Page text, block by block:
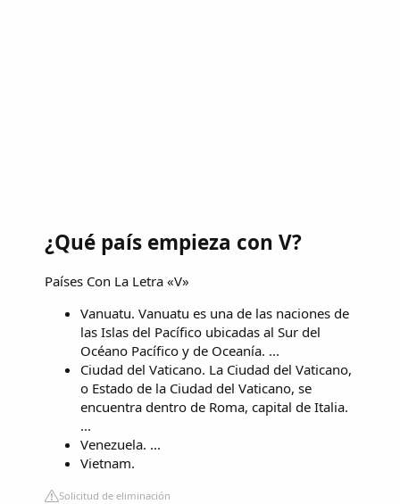
¿Qué país empieza con V?
Países Con La Letra «V»
Vanuatu. Vanuatu es una de las naciones de
las Islas del Pacífico ubicadas al Sur del
Océano Pacífico y de Oceanía. ...
Ciudad del Vaticano. La Ciudad del Vaticano,
o Estado de la Ciudad del Vaticano, se
encuentra dentro de Roma, capital de Italia.
...
Venezuela. ...
Vietnam.
Solicitud de eliminación